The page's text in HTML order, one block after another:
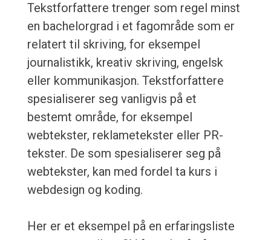
Tekstforfattere trenger som regel minst
en bachelorgrad i et fagområde som er
relatert til skriving, for eksempel
journalistikk, kreativ skriving, engelsk
eller kommunikasjon. Tekstforfattere
spesialiserer seg vanligvis på et
bestemt område, for eksempel
webtekster, reklametekster eller PR-
tekster. De som spesialiserer seg på
webtekster, kan med fordel ta kurs i
webdesign og koding.
Her er et eksempel på en erfaringsliste